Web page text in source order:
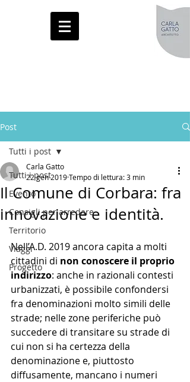
Post
Tutti i post
Evento
Consigli per arredare
Territorio
Viaggi
Progetto
Tutti i post
Il Comune di Corbara: fra
innovazione e identità.
Carla Gatto
22 gen 2019Tempo di lettura: 3 min
Nell’A.D. 2019 ancora capita a molti
cittadini di non conoscere il proprio
indirizzo: anche in razionali contesti
urbanizzati, è possibile confondersi
fra denominazioni molto simili delle
strade; nelle zone periferiche può
succedere di transitare su strade di
cui non si ha certezza della
denominazione e, piuttosto
diffusamente, mancano i numeri